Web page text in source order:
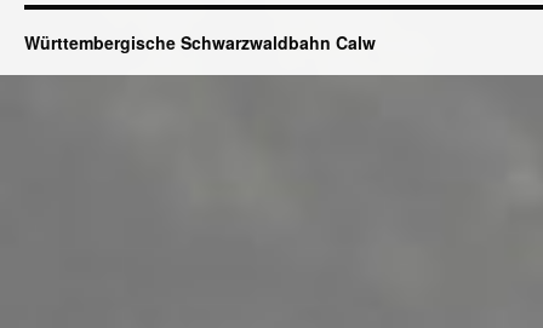
Württembergische Schwarzwaldbahn Calw